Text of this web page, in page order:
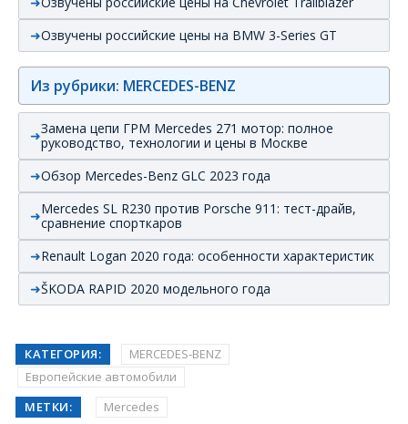
Озвучены российские цены на BMW 3-Series GT
Из рубрики: MERCEDES-BENZ
Замена цепи ГРМ Mercedes 271 мотор: полное
руководство, технологии и цены в Москве
Обзор Mercedes-Benz GLC 2023 года
Mercedes SL R230 против Porsche 911: тест-драйв,
сравнение спорткаров
Renault Logan 2020 года: особенности характеристик
ŠKODA RAPID 2020 модельного года
КАТЕГОРИЯ:
MERCEDES-BENZ
Европейские автомобили
МЕТКИ:
Mercedes